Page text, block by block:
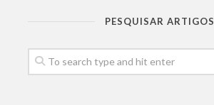
PESQUISAR ARTIGOS